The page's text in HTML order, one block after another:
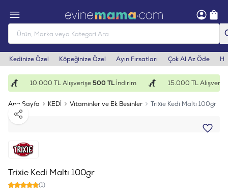
Kedinize Özel Köpeğinize Özel Ayın Fırsatları Çok Al Az Öde
10.000 TL Alışverişe500 TLİndirim 15.000 TL Alışverişe
Ana Sayfa KEDİ Vitaminler ve Ek Besinler
Trixie Kedi Maltı 100gr
Paylaş
Trixie Kedi Maltı 100gr
(1)